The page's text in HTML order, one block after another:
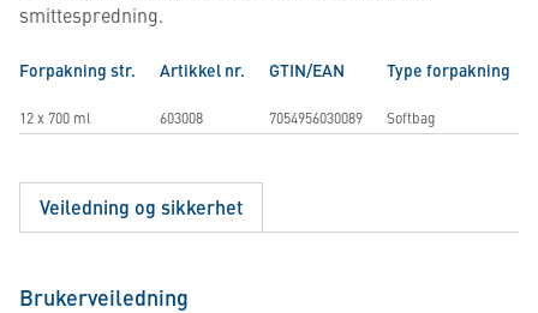
smittespredning.
Forpakning str. Artikkel nr. GTIN/EAN Type forpakning
12 x 700 ml 603008 7054956030089 Softbag
Veiledning og sikkerhet
Brukerveiledning